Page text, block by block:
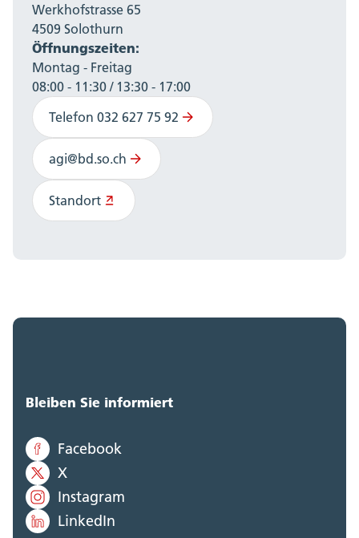
Werkhofstrasse 65
4509 Solothurn
Öffnungszeiten:
Montag - Freitag
08:00 - 11:30 / 13:30 - 17:00
Telefon 032 627 75 92
agi@bd.so.ch
Standort
Bleiben Sie informiert
Facebook
X
Instagram
LinkedIn